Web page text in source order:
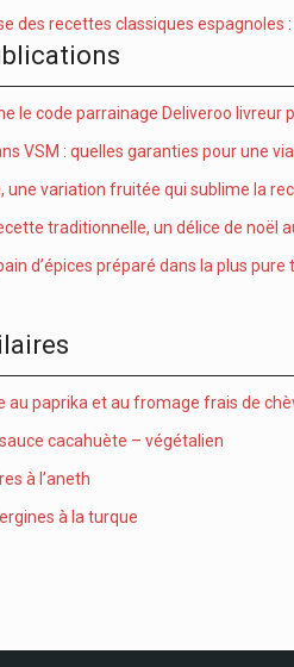
des recettes classiques espagnoles
le code parrainage Deliveroo livreur
VSM : quelles garanties pour une
une variation fruitée qui sublime la
traditionnelle, un délice de noël
d’épices préparé dans la plus pure
au paprika et au fromage frais de
cacahuète – végétalien
à l’aneth
à la turque